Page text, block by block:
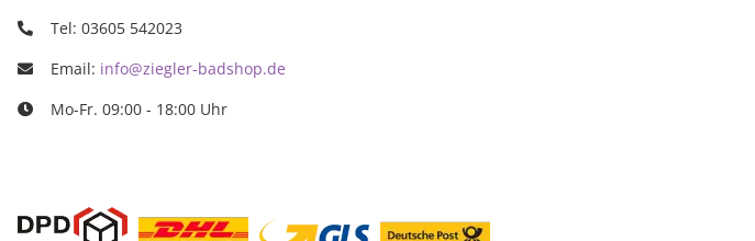
Tel: 03605 542023
Email: info@ziegler-badshop.de
Mo-Fr. 09:00 - 18:00 Uhr